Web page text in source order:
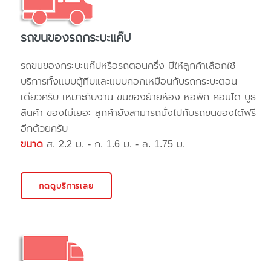
รถขนของรถกระบะแค๊ป
รถขนของกระบะแค๊ปหรือรถตอนครึ่ง มีให้ลูกค้าเลือกใช้
บริการทั้งแบบตู้ทึบและแบบคอกเหมือนกับรถกระบะตอน
เดียวครับ เหมาะกับงาน ขนของย้ายห้อง หอพัก คอนโด บูธ
สินค้า ของไม่เยอะ ลูกค้ายังสามารถนั่งไปกับรถขนของได้ฟรี
อีกด้วยครับ
ขนาด ส. 2.2 ม. - ก. 1.6 ม. - ล. 1.75 ม.
กดดูบริการเลย